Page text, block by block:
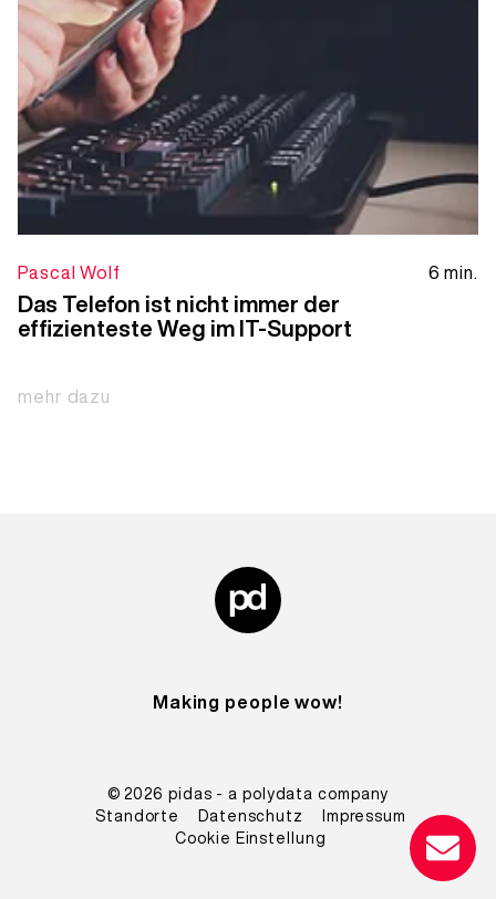
Pascal Wolf 6 min.
Das Telefon ist nicht immer der
effizienteste Weg im IT-Support
mehr dazu
Making people wow!
© 2026 pidas - a polydata company
Standorte
Datenschutz
Impressum
Cookie Einstellung